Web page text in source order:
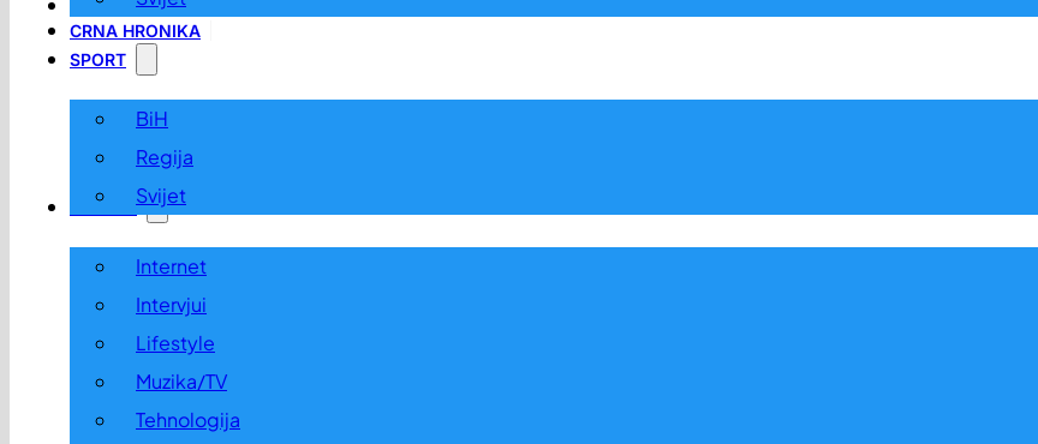
LOKALNO
CRNA HRONIKA
SPORT
BiH
Regija
Svijet
ZABAVA
Internet
Intervjui
Lifestyle
Muzika/TV
Tehnologija